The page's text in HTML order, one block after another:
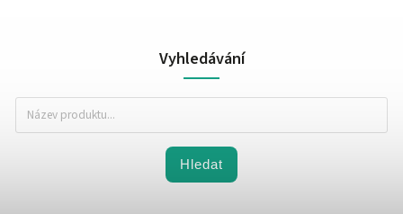
Vyhledávání
Hledat